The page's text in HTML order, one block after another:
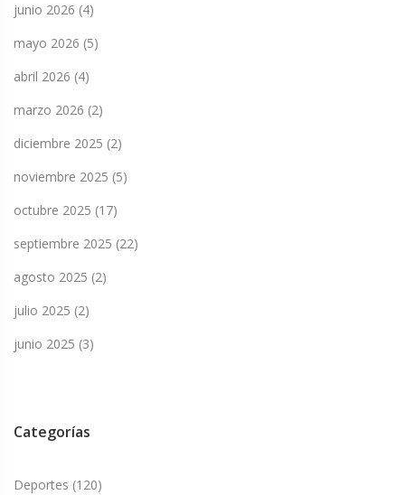
junio 2026 (4)
mayo 2026 (5)
abril 2026 (4)
marzo 2026 (2)
diciembre 2025 (2)
noviembre 2025 (5)
octubre 2025 (17)
septiembre 2025 (22)
agosto 2025 (2)
julio 2025 (2)
junio 2025 (3)
Categorías
Deportes (120)